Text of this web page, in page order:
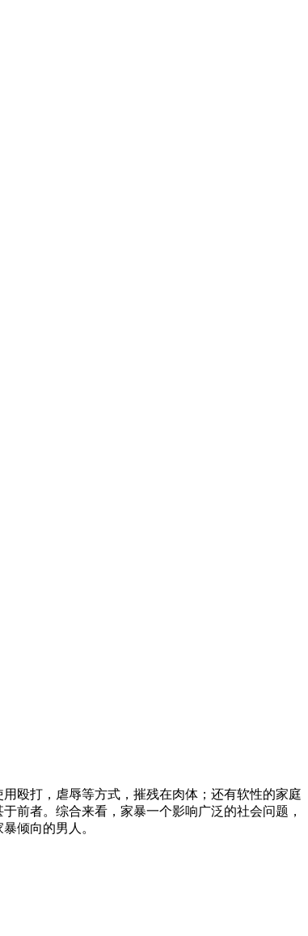
殴打，虐辱等方式，摧残在肉体；还有软性的家庭
前者。综合来看，家暴一个影响广泛的社会问题，
倾向的男人。